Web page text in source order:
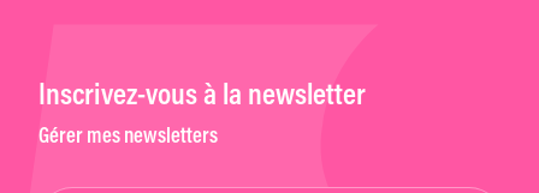
Inscrivez-vous à la newsletter
Gérer mes newsletters